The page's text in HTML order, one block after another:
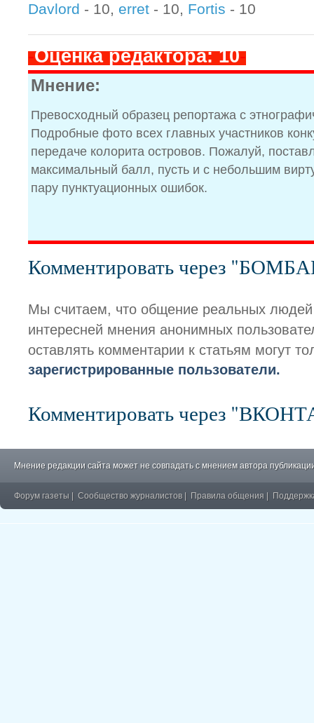
Davlord - 10, erret - 10, Fortis - 10
-Оценка редактора: 10-
Мнение:
Превосходный образец репортажа с
Подробные фото всех главных участников
передаче колорита островов. Пожалуй,
максимальный балл, пусть и с небольшим
пару пунктуационных ошибок.
Комментировать через
Мы считаем, что общение реальных
интересней мнения анонимных
оставлять комментарии к статьям могут
зарегистрированные пользователи.
Комментировать через
Мнение редакции сайта может не совпадать с мнением автора
Форум газеты Сообщество журналистов Правила общения
�